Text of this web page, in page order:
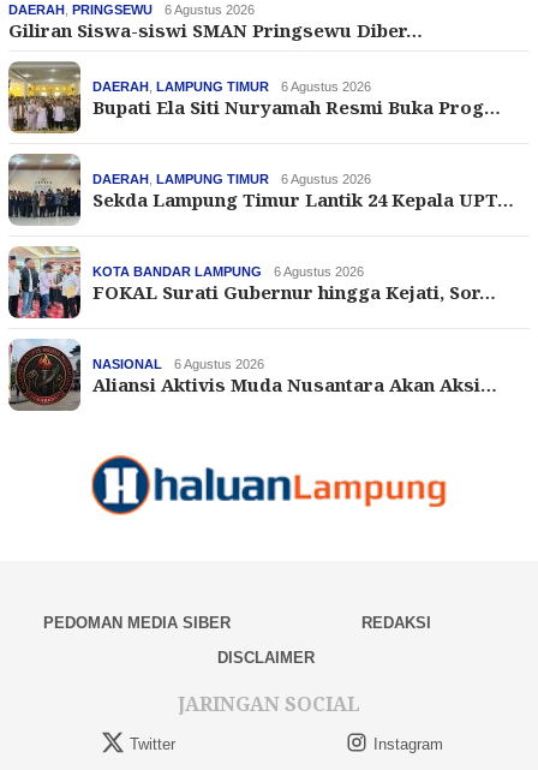
DAERAH PRINGSEWU 6 Agustus 2026
Giliran Siswa-siswi SMAN Pringsewu Diber…
DAERAH LAMPUNG TIMUR 6 Agustus 2026
Bupati Ela Siti Nuryamah Resmi Buka Prog…
DAERAH LAMPUNG TIMUR 6 Agustus 2026
Sekda Lampung Timur Lantik 24 Kepala UPT…
KOTA BANDAR LAMPUNG 6 Agustus 2026
FOKAL Surati Gubernur hingga Kejati, Sor…
NASIONAL 6 Agustus 2026
Aliansi Aktivis Muda Nusantara Akan Aksi…
PEDOMAN MEDIA SIBER
REDAKSI
DISCLAIMER
JARINGAN SOCIAL
Twitter Instagram